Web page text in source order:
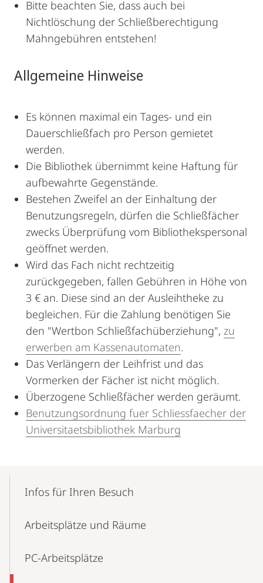
Bitte beachten Sie, dass auch bei
Nichtlöschung der Schließberechtigung
Mahngebühren entstehen!
Allgemeine Hinweise
Es können maximal ein Tages- und ein
Dauerschließfach pro Person gemietet
werden.
Die Bibliothek übernimmt keine Haftung für
aufbewahrte Gegenstände.
Bestehen Zweifel an der Einhaltung der
Benutzungsregeln, dürfen die Schließfächer
zwecks Überprüfung vom Bibliothekspersonal
geöffnet werden.
Wird das Fach nicht rechtzeitig
zurückgegeben, fallen Gebühren in Höhe von
3 € an. Diese sind an der Ausleihtheke zu
begleichen. Für die Zahlung benötigen Sie
den "Wertbon Schließfachüberziehung", zu
erwerben am Kassenautomaten.
Das Verlängern der Leihfrist und das
Vormerken der Fächer ist nicht möglich.
Überzogene Schließfächer werden geräumt.
Benutzungsordnung fuer Schliessfaecher der
Universitaetsbibliothek Marburg
NavigationInfos für Ihren Besuch
Arbeitsplätze und Räume
PC-Arbeitsplätze